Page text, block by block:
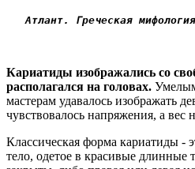
Атлант. Греческая
Кариатиды изображались со
располагался на головах.
мастерам удавалось изображать
чувствовалось напряжения, а вес
Классическая форма кариатиды -
тело, одетое в красивые